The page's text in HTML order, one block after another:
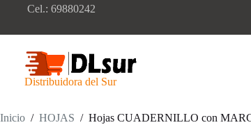
Cel.: 69880242
Distribuidora del Sur
Inicio / HOJAS / Hojas CUADERNILLO con